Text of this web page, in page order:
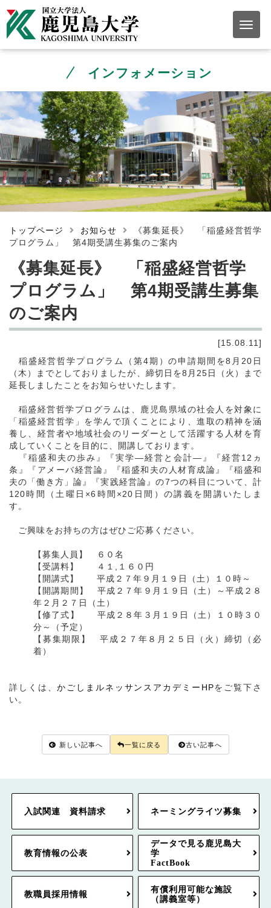
インフォメーション
トップページ お知らせ
《募集延長》 「稲盛経営哲学
プログラム」 第4期受講生募集のご案内
《募集延長》 「稲盛経営哲学
プログラム」 第4期受講生募集
のご案内
[15.08.11]
稲盛経営哲学プログラム（第4期）の申請期間を8月20日
（木）までとしておりましたが、締切日を8月25日（火）まで
延長しましたことをお知らせいたします。
稲盛経営哲学プログラムは、鹿児島県域の社会人を対象に
「稲盛経営哲学」を学んで頂くことにより、進取の精神を涵
養し、経営者や地域社会のリーダーとして活躍する人材を育
成していくことを目的に、開講しております。
『稲盛和夫の歩み』『実学―経営と会計―』『経営12ヵ
条』『アメーバ経営論』『稲盛和夫の人材育成論』『稲盛和
夫の「働き方」論』『実践経営論』の7つの科目について、計
120時間（土曜日×6時間×20日間）の講義を開講いたしま
す。
ご興味をお持ちの方はぜひご応募ください。
【募集人員】 ６０名
【受講料】 ４１,１６０円
【開講式】 平成２７年９月１９日（土）１０時～
【開講期間】 平成２７年９月１９日（土）～平成２８
年２月２７日（土）
【修了式】 平成２８年３月１９日（土）１０時３０
分～（予定）
【募集期限】 平成２７年８月２５日（火）締切（必
着）
詳しくは、かごしまルネッサンスアカデミーHPをご覧下さ
い。
新しい記事へ 一覧に戻る 古い記事へ
入試関連 資料請求 ネーミングライツ募集
教育情報の公表
データで見る鹿児島大
学
FactBook
教職員採用情報
有償利用可能な施設
（講義室等）